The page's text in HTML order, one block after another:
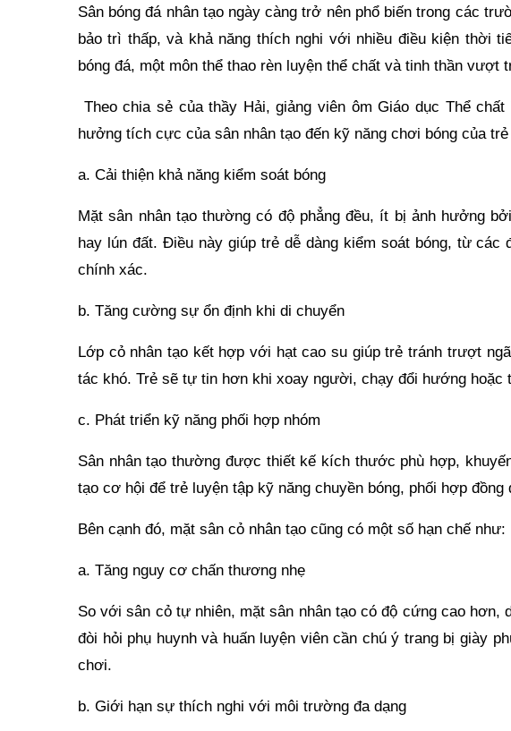
Sân bóng đá nhân tạo ngày càng trở nên phổ biến trong các
bảo trì thấp, và khả năng thích nghi với nhiều điều kiện thời
bóng đá, một môn thể thao rèn luyện thể chất và tinh thần vượt
Theo chia sẻ của thầy Hải, giảng viên ôm Giáo dục Thể chất
hưởng tích cực của sân nhân tạo đến kỹ năng chơi bóng của
a. Cải thiện khả năng kiểm soát bóng
Mặt sân nhân tạo thường có độ phẳng đều, ít bị ảnh hưởng
hay lún đất. Điều này giúp trẻ dễ dàng kiểm soát bóng, từ các
chính xác.
b. Tăng cường sự ổn định khi di chuyển
Lớp cỏ nhân tạo kết hợp với hạt cao su giúp trẻ tránh trượt
tác khó. Trẻ sẽ tự tin hơn khi xoay người, chạy đổi hướng hoặc
c. Phát triển kỹ năng phối hợp nhóm
Sân nhân tạo thường được thiết kế kích thước phù hợp,
tạo cơ hội để trẻ luyện tập kỹ năng chuyền bóng, phối hợp
Bên cạnh đó, mặt sân cỏ nhân tạo cũng có một số hạn chế như:
a. Tăng nguy cơ chấn thương nhẹ
So với sân cỏ tự nhiên, mặt sân nhân tạo có độ cứng cao hơn,
đòi hỏi phụ huynh và huấn luyện viên cần chú ý trang bị giày
chơi.
b. Giới hạn sự thích nghi với môi trường đa dạng